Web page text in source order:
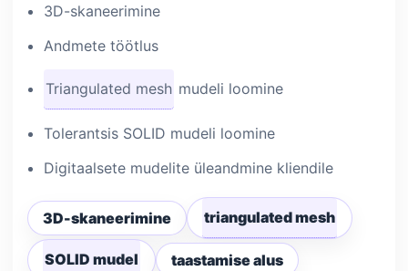
3D-skaneerimine
Andmete töötlus
Triangulated mesh mudeli loomine
Tolerantsis SOLID mudeli loomine
Digitaalsete mudelite üleandmine kliendile
3D-skaneerimine triangulated mesh
SOLID mudel taastamise alus